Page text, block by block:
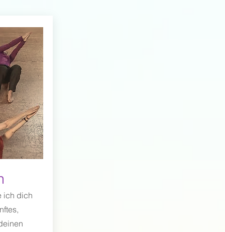
ich dich